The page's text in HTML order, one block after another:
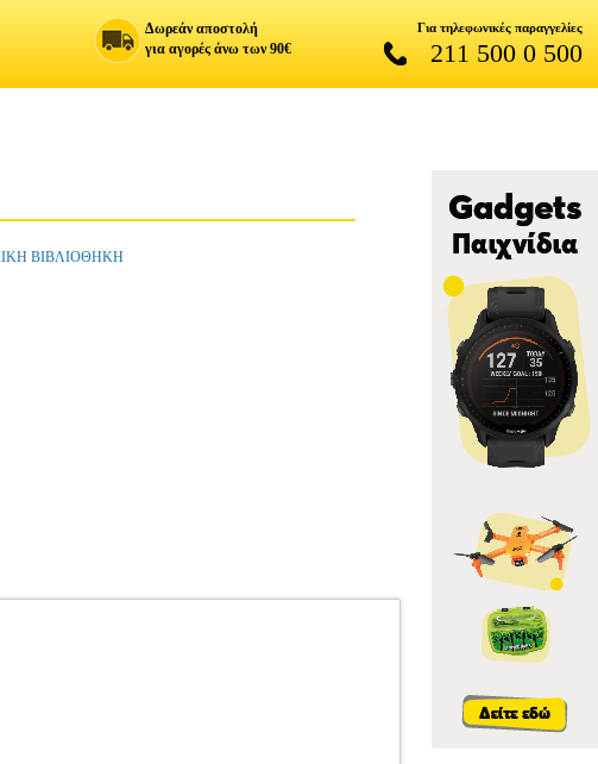
Δωρεάν αποστολή
για αγορές άνω των 90€
Για τηλεφωνικές παραγγελίες
211 500 0 500
ΒΙΒΛΙΟΘΗΚΗ